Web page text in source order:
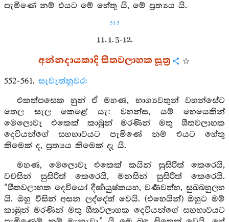
පැමිණේ නම් එයට මේ හේතු යි, මේ ප්‍රත්‍යය යි.
515
11. 1. 3-12.
අන්නදායකාදි සීතවලාහක සූත්‍ර
552-561. සැවැත්නුවර:
එකත්පසෙක හුන් ඒ මහණ, භාග්‍යවතුන් වහන්සේට
තෙල සැල කෙළේ යැ: වහන්ස, යම් හෙයෙකින්
මෙලොවැ එකෙක් කාබුන් මරණින් මතු ශීතවලාහක
දෙවියන්ගේ සහභාවයට පැමිණේ නම් එයට හේතු
කිමෙක් ද, ප්‍රත්‍යය කිමෙක් දැ යි.
මහණ, මෙලොවැ එකෙක් කයින් සුසිරිත් කෙරෙයි,
වචසින් සුසිරිත් කෙරෙයි, මනසින් සුසිරිත් කෙරෙයි.
“ශීතවලාහක දෙවියෝ දීර්‍ඝායුෂ්කයහ, වර්‍ණවත්හ, සුඛබහුලහ
යි. ඔහු විසින් අසන ලද්දේත් වෙයි. (එහෙයින්) ඔහුට මම්
කාබුන් මරණින් මතු ශීතවලාහක දෙවියන්ගේ සහභාවයට